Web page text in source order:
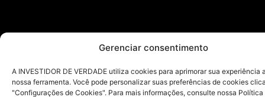
Gerenciar consentimento
A INVESTIDOR DE VERDADE utiliza cookies para aprimorar sua experiência
nossa ferramenta. Você pode personalizar suas preferências de cookies
"Configurações de Cookies". Para mais informações, consulte nossa Política